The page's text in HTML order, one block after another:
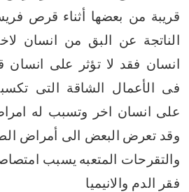
قريبة من بعضها أثناء قرص
الناتجة عن البق من انسان
انسان فقد لا تؤثر على انسان
فى الأعمال الشاقة التى
على انسان اخر وتسبب له
وقد تعرض البعض الى أمراض
والتقرحات المتعبه يسبب
فقر الدم والانيميا